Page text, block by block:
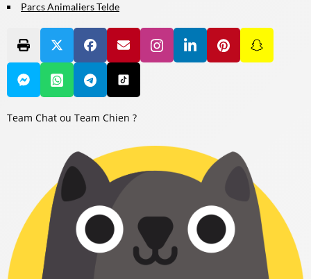
Parcs Animaliers Telde
Team Chat ou Team Chien ?